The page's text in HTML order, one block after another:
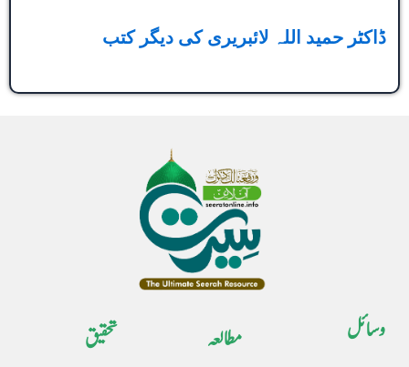
ڈاکٹر حمید اللہ لائبریری کی دیگر کتب
وسائل مطالعہ تحقیق